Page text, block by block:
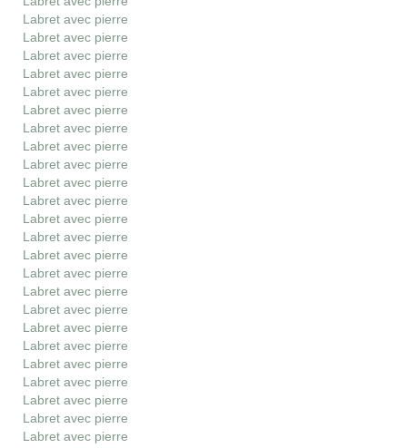
Labret avec pierre
Labret avec pierre
Labret avec pierre
Labret avec pierre
Labret avec pierre
Labret avec pierre
Labret avec pierre
Labret avec pierre
Labret avec pierre
Labret avec pierre
Labret avec pierre
Labret avec pierre
Labret avec pierre
Labret avec pierre
Labret avec pierre
Labret avec pierre
Labret avec pierre
Labret avec pierre
Labret avec pierre
Labret avec pierre
Labret avec pierre
Labret avec pierre
Labret avec pierre
Labret avec pierre